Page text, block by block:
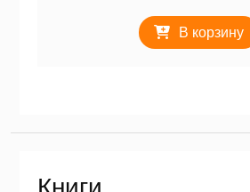
В корзину